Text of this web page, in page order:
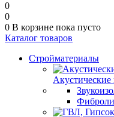
0
0
0 В корзине пока пусто
Каталог товаров
Стройматериалы